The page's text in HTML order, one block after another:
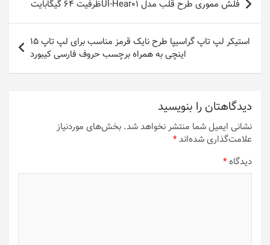
نوشته
فلش مموری طرح قلب مدل Ul-Hear01ظرفیت 64 گیگابایت
استیکر لپ تاپ گراسیپا طرح نایک قرمز مناسب برای لپ تاپ 15
اینچی به همراه برچسب حروف فارسی کیبورد
دیدگاهتان را بنویسید
نشانی ایمیل شما منتشر نخواهد شد. بخش‌های موردنیاز
علامت‌گذاری شده‌اند*
دیدگاه*